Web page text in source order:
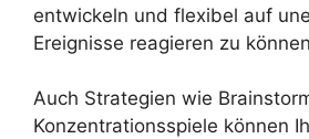
entwickeln und flexibel auf
Ereignisse reagieren zu
Auch Strategien wie
Konzentrationsspiele können